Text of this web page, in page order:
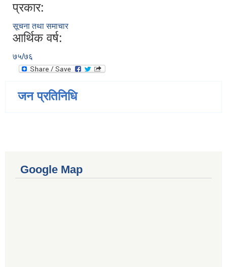
प्रकार:
सूचना तथा समाचार
आर्थिक वर्ष:
७५/७६
जन प्रतिनिधि
Google Map